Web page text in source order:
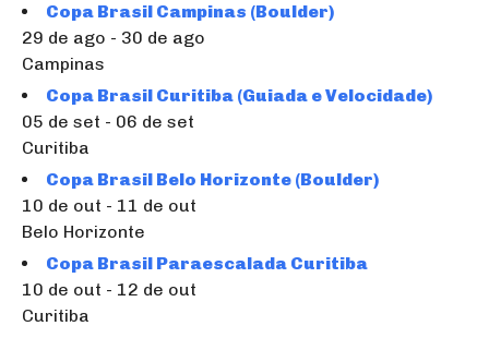
Copa Brasil Campinas (Boulder)
29 de ago - 30 de ago
Campinas
Copa Brasil Curitiba (Guiada e Velocidade)
05 de set - 06 de set
Curitiba
Copa Brasil Belo Horizonte (Boulder)
10 de out - 11 de out
Belo Horizonte
Copa Brasil Paraescalada Curitiba
10 de out - 12 de out
Curitiba